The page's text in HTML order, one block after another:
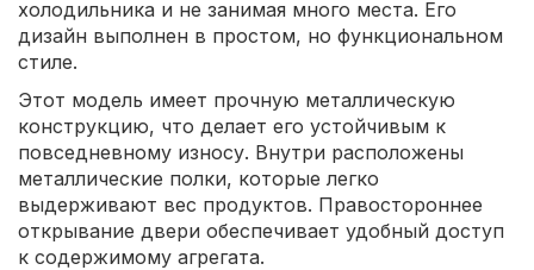
холодильника и не занимая много места. Его
дизайн выполнен в простом, но функциональном
стиле.
Этот модель имеет прочную металлическую
конструкцию, что делает его устойчивым к
повседневному износу. Внутри расположены
металлические полки, которые легко
выдерживают вес продуктов. Правостороннее
открывание двери обеспечивает удобный доступ
к содержимому агрегата.